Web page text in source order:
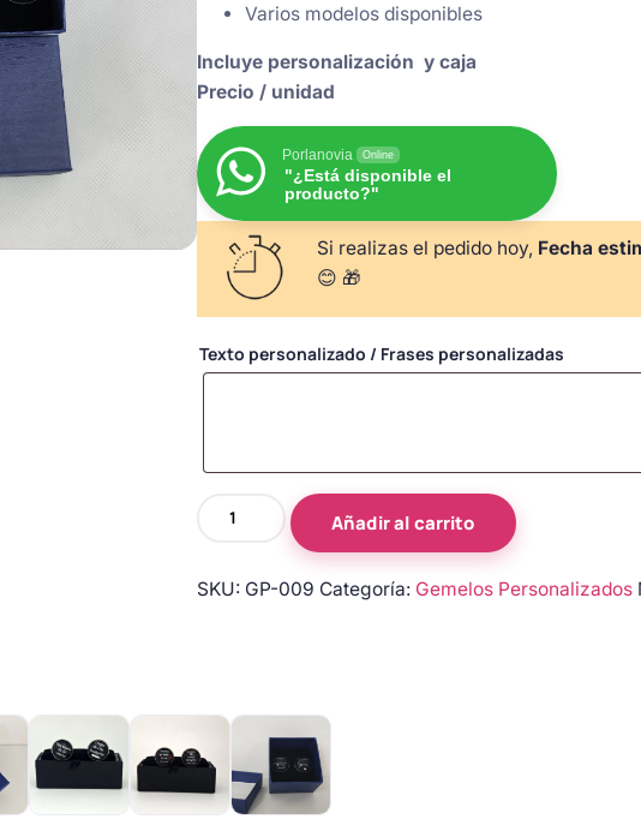
Varios modelos disponibles
Incluye personalización y caja
Precio / unidad
Porlanovia Online
"¿Está disponible el
producto?"
Si realizas el pedido hoy, Fecha
😊 🎁
Texto personalizado / Frases personalizadas
Gemelos
Personalizados
Boda
Añadir al carrito
SKU: GP-009 Categoría: Gemelos Personalizados